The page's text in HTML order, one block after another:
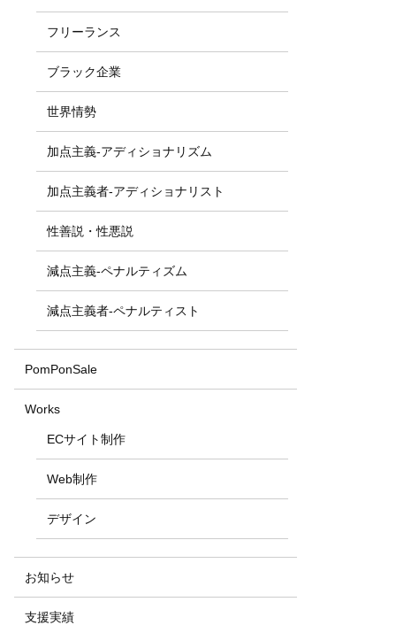
フリーランス
ブラック企業
世界情勢
加点主義-アディショナリズム
加点主義者-アディショナリスト
性善説・性悪説
減点主義-ペナルティズム
減点主義者-ペナルティスト
PomPonSale
Works
ECサイト制作
Web制作
デザイン
お知らせ
支援実績